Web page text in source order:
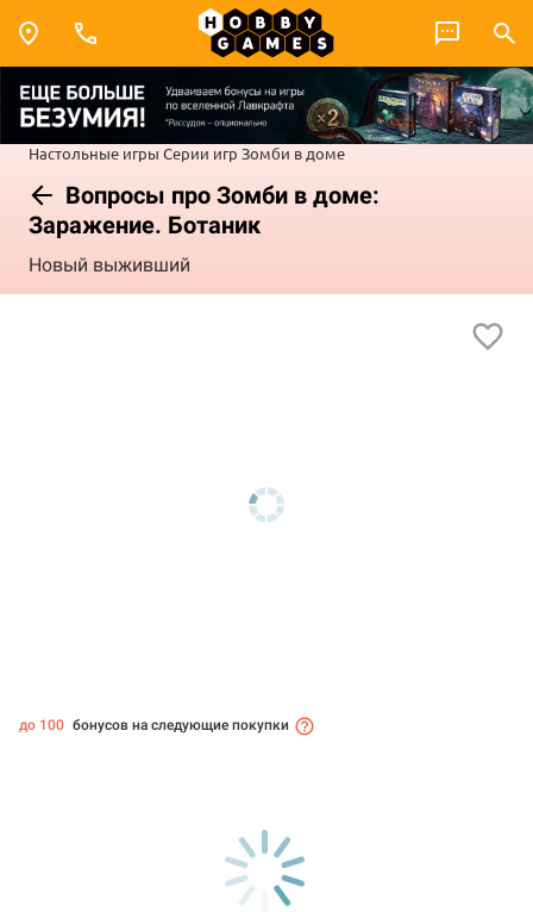
Настольные игры Серии игр Зомби в доме
Вопросы про Зомби в доме:
Заражение. Ботаник
Новый выживший
до 100 бонусов на следующие покупки